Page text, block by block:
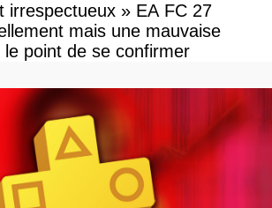
irrespectueux » EA FC 27
mais une mauvaise
point de se confirmer